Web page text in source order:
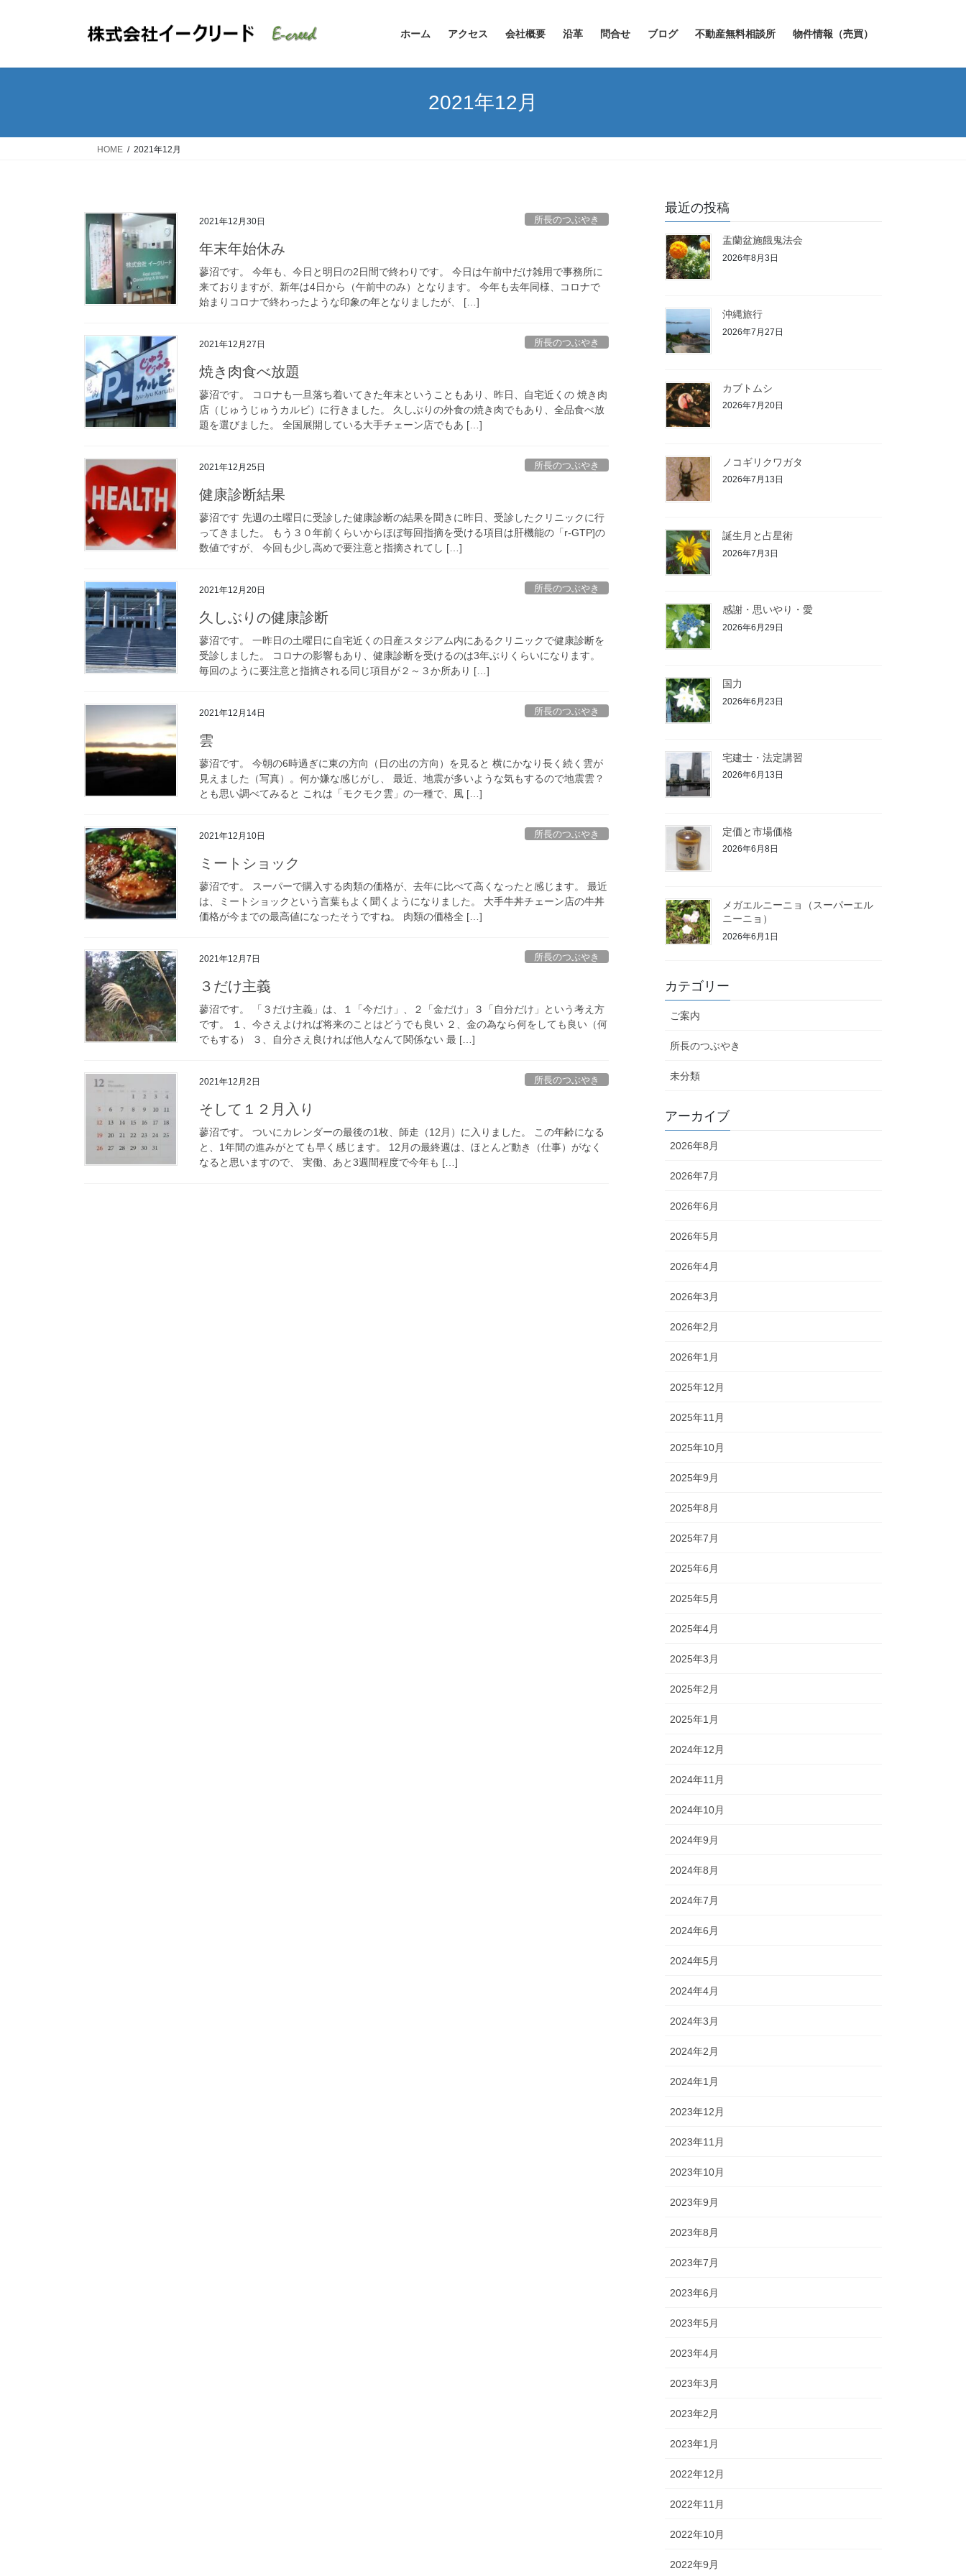
ホーム アクセス 会社概要 沿革 問合せ ブログ 不動産無料相談所 物件情報（売買）
2021年12月
HOME 2021年12月
2021年12月30日 所長のつぶやき
年末年始休み
蓼沼です。 今年も、今日と明日の2日間で終わりです。 今日は午前中だけ雑用で事務所に
来ておりますが、新年は4日から（午前中のみ）となります。 今年も去年同様、コロナで
始まりコロナで終わったような印象の年となりましたが、 […]
2021年12月27日 所長のつぶやき
焼き肉食べ放題
蓼沼です。 コロナも一旦落ち着いてきた年末ということもあり、昨日、自宅近くの 焼き肉
店（じゅうじゅうカルビ）に行きました。 久しぶりの外食の焼き肉でもあり、全品食べ放
題を選びました。 全国展開している大手チェーン店でもあ […]
2021年12月25日 所長のつぶやき
健康診断結果
蓼沼です 先週の土曜日に受診した健康診断の結果を聞きに昨日、受診したクリニックに行
ってきました。 もう３０年前くらいからほぼ毎回指摘を受ける項目は肝機能の「r-GTP]の
数値ですが、 今回も少し高めで要注意と指摘されてし […]
2021年12月20日 所長のつぶやき
久しぶりの健康診断
蓼沼です。 一昨日の土曜日に自宅近くの日産スタジアム内にあるクリニックで健康診断を
受診しました。 コロナの影響もあり、健康診断を受けるのは3年ぶりくらいになります。
毎回のように要注意と指摘される同じ項目が２～３か所あり […]
2021年12月14日 所長のつぶやき
雲
蓼沼です。 今朝の6時過ぎに東の方向（日の出の方向）を見ると 横にかなり長く続く雲が
見えました（写真）。何か嫌な感じがし、 最近、地震が多いような気もするので地震雲？
とも思い調べてみると これは「モクモク雲」の一種で、風 […]
2021年12月10日 所長のつぶやき
ミートショック
蓼沼です。 スーパーで購入する肉類の価格が、去年に比べて高くなったと感じます。 最近
は、ミートショックという言葉もよく聞くようになりました。 大手牛丼チェーン店の牛丼
価格が今までの最高値になったそうですね。 肉類の価格全 […]
2021年12月7日 所長のつぶやき
３だけ主義
蓼沼です。 「３だけ主義」は、１「今だけ」、２「金だけ」３「自分だけ」という考え方
です。 １、今さえよければ将来のことはどうでも良い ２、金の為なら何をしても良い（何
でもする） ３、自分さえ良ければ他人なんて関係ない 最 […]
2021年12月2日 所長のつぶやき
そして１２月入り
蓼沼です。 ついにカレンダーの最後の1枚、師走（12月）に入りました。 この年齢になる
と、1年間の進みがとても早く感じます。 12月の最終週は、ほとんど動き（仕事）がなく
なると思いますので、 実働、あと3週間程度で今年も […]
最近の投稿
盂蘭盆施餓鬼法会
2026年8月3日
沖縄旅行
2026年7月27日
カブトムシ
2026年7月20日
ノコギリクワガタ
2026年7月13日
誕生月と占星術
2026年7月3日
感謝・思いやり・愛
2026年6月29日
国力
2026年6月23日
宅建士・法定講習
2026年6月13日
定価と市場価格
2026年6月8日
メガエルニーニョ（スーパーエル
ニーニョ）
2026年6月1日
カテゴリー
ご案内
所長のつぶやき
未分類
アーカイブ
2026年8月
2026年7月
2026年6月
2026年5月
2026年4月
2026年3月
2026年2月
2026年1月
2025年12月
2025年11月
2025年10月
2025年9月
2025年8月
2025年7月
2025年6月
2025年5月
2025年4月
2025年3月
2025年2月
2025年1月
2024年12月
2024年11月
2024年10月
2024年9月
2024年8月
2024年7月
2024年6月
2024年5月
2024年4月
2024年3月
2024年2月
2024年1月
2023年12月
2023年11月
2023年10月
2023年9月
2023年8月
2023年7月
2023年6月
2023年5月
2023年4月
2023年3月
2023年2月
2023年1月
2022年12月
2022年11月
2022年10月
2022年9月